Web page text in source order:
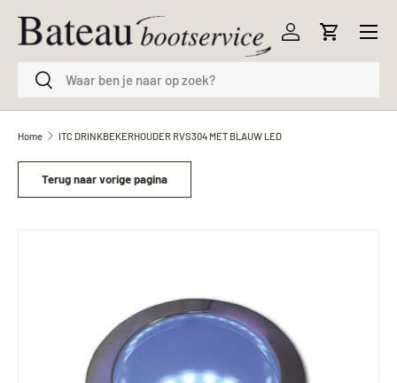
Ga naar inhoud
ZoekenZoeken
Inloggen
Menu
Home ITC DRINKBEKERHOUDER RVS304 MET BLAUW LED
Terug naar vorige pagina